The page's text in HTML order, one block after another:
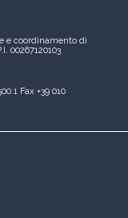
e coordinamento di
00267120103
Fax +39 010